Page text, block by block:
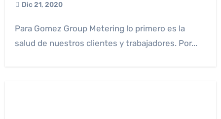
Dic 21, 2020
Para Gomez Group Metering lo primero es la
salud de nuestros clientes y trabajadores. Por...